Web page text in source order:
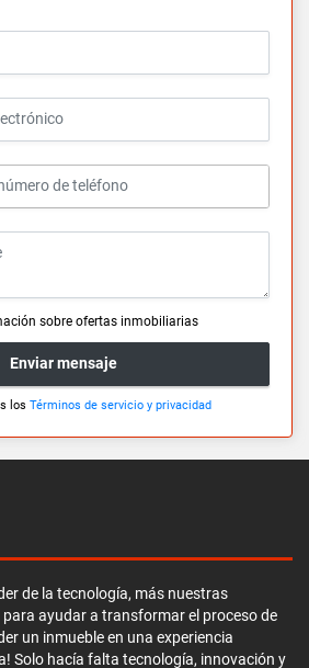
sobre ofertas inmobiliarias
Enviar mensaje
los Términos de servicio y privacidad
de la tecnología, más nuestras
para ayudar a transformar el proceso de
un inmueble en una experiencia
Solo hacía falta tecnología, innovación y